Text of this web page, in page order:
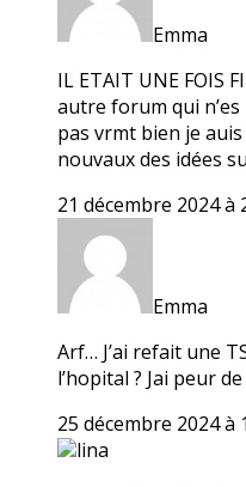
Emma
IL ETAIT UNE FOIS
autre forum qui
pas vrmt bien je
nouvaux des idées
21 décembre 2024 à
Emma
Arf… J’ai refait une
l’hopital ? Jai peur
25 décembre 2024 à
lina